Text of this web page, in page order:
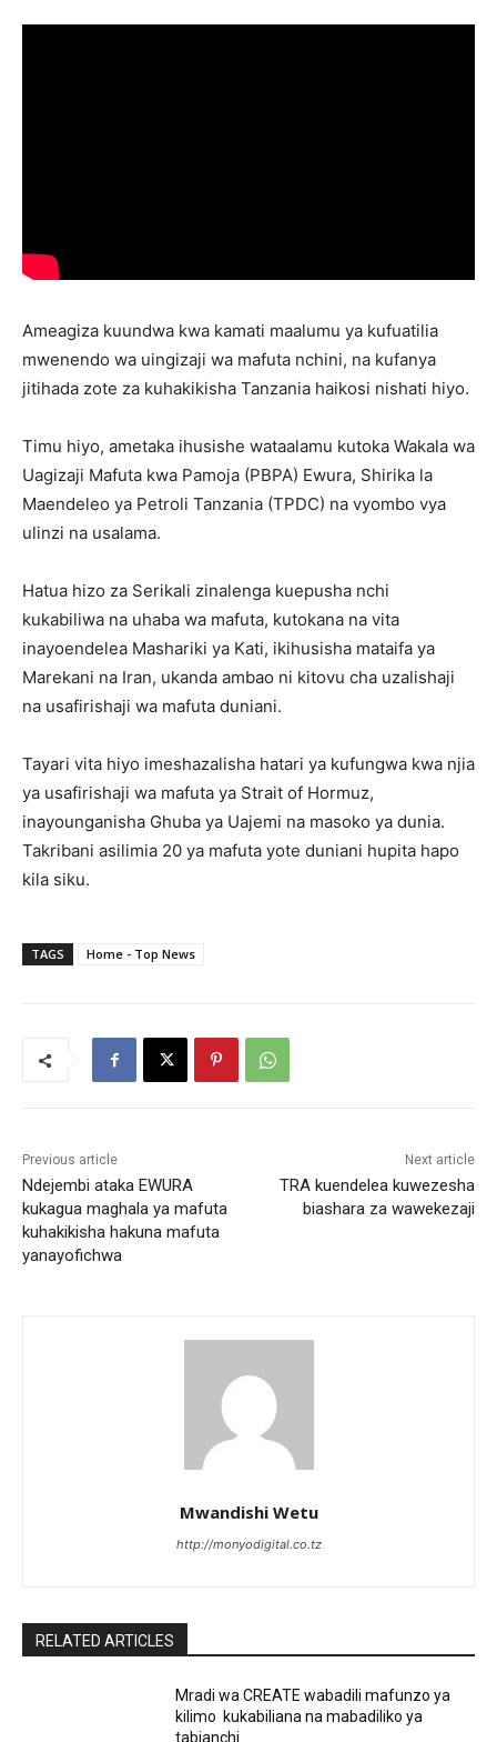
Ameagiza kuundwa kwa kamati maalumu ya kufuatilia
mwenendo wa uingizaji wa mafuta nchini, na kufanya
jitihada zote za kuhakikisha Tanzania haikosi nishati hiyo.
Timu hiyo, ametaka ihusishe wataalamu kutoka Wakala wa
Uagizaji Mafuta kwa Pamoja (PBPA) Ewura, Shirika la
Maendeleo ya Petroli Tanzania (TPDC) na vyombo vya
ulinzi na usalama.
Hatua hizo za Serikali zinalenga kuepusha nchi
kukabiliwa na uhaba wa mafuta, kutokana na vita
inayoendelea Mashariki ya Kati, ikihusisha mataifa ya
Marekani na Iran, ukanda ambao ni kitovu cha uzalishaji
na usafirishaji wa mafuta duniani.
Tayari vita hiyo imeshazalisha hatari ya kufungwa kwa njia
ya usafirishaji wa mafuta ya Strait of Hormuz,
inayounganisha Ghuba ya Uajemi na masoko ya dunia.
Takribani asilimia 20 ya mafuta yote duniani hupita hapo
kila siku.
TAGS Home - Top News
Previous article
Ndejembi ataka EWURA
kukagua maghala ya mafuta
kuhakikisha hakuna mafuta
yanayofichwa
Next article
TRA kuendelea kuwezesha
biashara za wawekezaji
Mwandishi Wetu
http://monyodigital.co.tz
RELATED ARTICLES
Mradi wa CREATE wabadili mafunzo ya
kilimo kukabiliana na mabadiliko ya
tabianchi